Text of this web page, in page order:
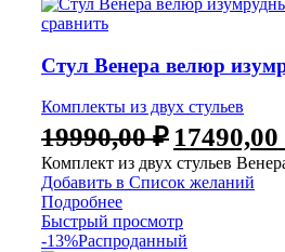
сравнить
Стул Венера велюр
Комплекты из двух стульев
19990,00₽ 17490,00
Комплект из двух стульев
Добавить в Список желаний
Подробнее
Быстрый просмотр
-13%Распроданный